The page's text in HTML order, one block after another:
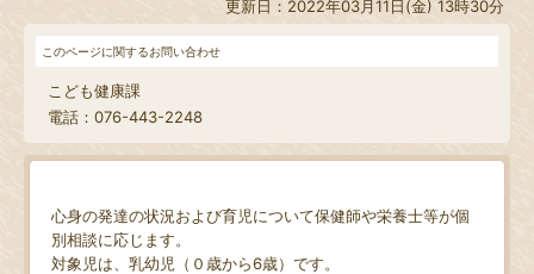
更新日：2022年03月11日(金) 13時30分
このページに関するお問い合わせ
こども健康課
電話：076-443-2248
心身の発達の状況および育児について保健師や栄養士等が個
別相談に応じます。
対象児は、乳幼児（０歳から6歳）です。